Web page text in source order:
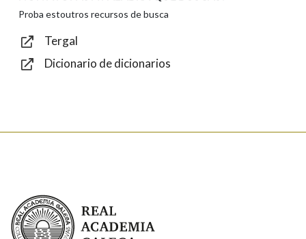
Texto de verificación
Proba estoutros recursos de busca
Tergal
Dicionario de dicionarios
Real Academia Galega